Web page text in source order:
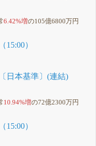
6.42%増の105億6800万円
15:00）
日本基準〕(連結)
10.94%増の72億2300万円
15:00）